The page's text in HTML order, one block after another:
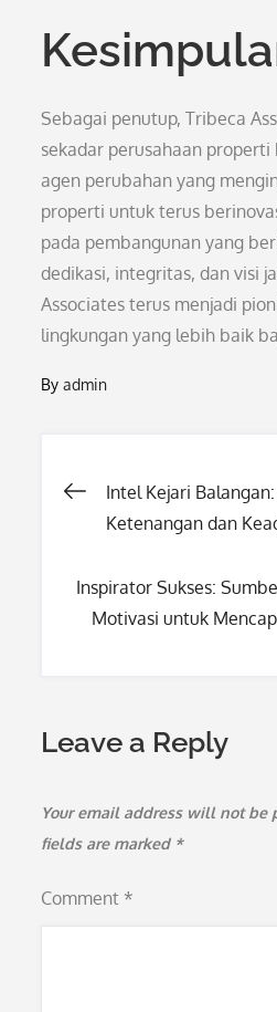
Sebagai penutup, Tribeca
sekadar perusahaan
agen perubahan yang
properti untuk terus
pada pembangunan yang
dedikasi, integritas, dan visi
Associates terus menjadi
lingkungan yang lebih baik
Byadmin
Post
Intel Kejari
Ketenangan dan
Inspirator Sukses:
Motivasi untuk
Leave a Reply
Your email address will not be
fields are marked *
Comment *